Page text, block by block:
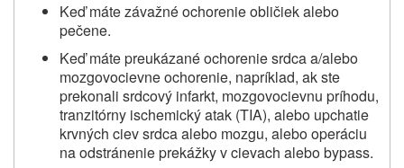
Keď máte závažné ochorenie obličiek alebo
pečene.
Keď máte preukázané ochorenie srdca a/alebo
mozgovocievne ochorenie, napríklad, ak ste
prekonali srdcový infarkt, mozgovocievnu príhodu,
tranzitórny ischemický atak (TIA), alebo upchatie
krvných ciev srdca alebo mozgu, alebo operáciu
na odstránenie prekážky v cievach alebo bypass.